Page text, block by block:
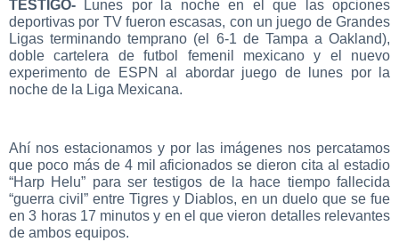
TESTIGO-
Lunes por la noche en el que las opciones
deportivas por TV fueron escasas, con un juego de Grandes
Ligas terminando temprano (el 6-1 de Tampa a Oakland),
doble cartelera de futbol femenil mexicano y el nuevo
experimento de ESPN al abordar juego de lunes por la
noche de la Liga Mexicana.
Ahí nos estacionamos y por las imágenes nos percatamos
que poco más de 4 mil aficionados se dieron cita al estadio
“Harp Helu” para ser testigos de la hace tiempo fallecida
“guerra civil” entre Tigres y Diablos, en un duelo que se fue
en 3 horas 17 minutos y en el que vieron detalles relevantes
de ambos equipos.